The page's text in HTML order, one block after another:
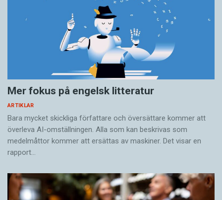
Mer fokus på engelsk litteratur
ARTIKLAR
Bara mycket skickliga författare och översättare ­kommer att
överleva AI-omställningen. Alla som kan beskrivas som
medelmåttor kommer att ersättas av maskiner. Det visar en
rapport…